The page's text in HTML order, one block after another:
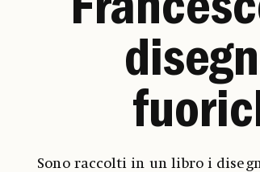
Sono raccolti in un libro i